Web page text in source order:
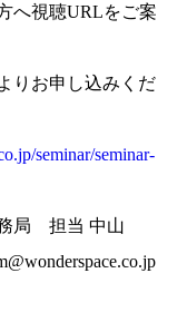
へ視聴URLをご案
りお申し込みくだ
seminar/seminar-
務局 担当 中山